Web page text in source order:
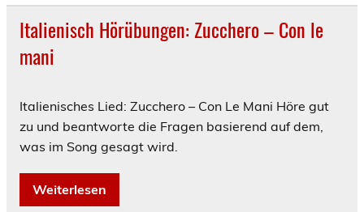
Italienisch Hörübungen: Zucchero – Con le
mani
Italienisches Lied: Zucchero – Con Le Mani Höre gut
zu und beantworte die Fragen basierend auf dem,
was im Song gesagt wird.
Weiterlesen